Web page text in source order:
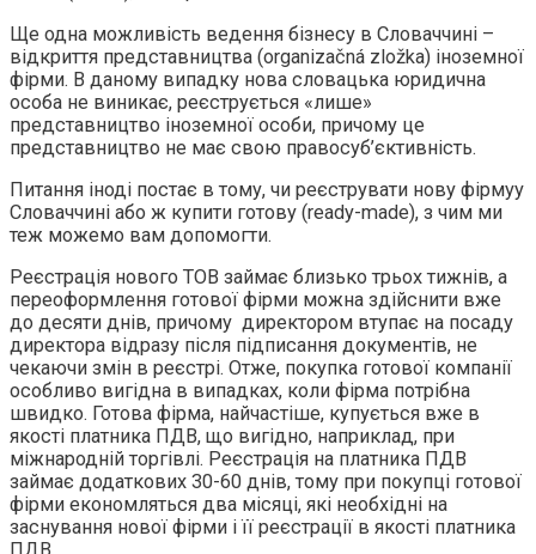
Ще одна можливість ведення бізнесу в Словаччині –
відкриття представництва (organizačná zložka) іноземної
фірми. В даному випадку нова словацька юридична
особа не виникає, реєструється «лише»
представництво іноземної особи, причому це
представництво не має свою правосуб’єктивність.
Питання іноді постає в тому, чи реєструвати нову фірмуу
Словаччині або ж купити готову (ready-made), з чим ми
теж можемо вам допомогти.
Реєстрація нового ТОВ займає близько трьох тижнів, а
переоформлення готової фірми можна здійснити вже
до десяти днів, причому директором втупає на посаду
директора відразу після підписання документів, не
чекаючи змін в реєстрі. Отже, покупка готової компанії
особливо вигідна в випадках, коли фірма потрібна
швидко. Готова фірма, найчастіше, купується вже в
якості платника ПДВ, що вигідно, наприклад, при
міжнародній торгівлі. Реєстрація на платника ПДВ
займає додаткових 30-60 днів, тому при покупці готової
фірми економляться два місяці, які необхідні на
заснування нової фірми і її реєстрації в якості платника